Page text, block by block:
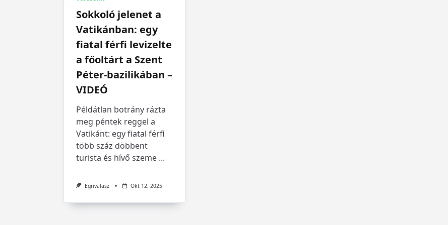
Sokkoló jelenet a
Vatikánban: egy
fiatal férfi levizelte
a főoltárt a Szent
Péter-bazilikában –
VIDEÓ
Példátlan botrány rázta
meg péntek reggel a
Vatikánt: egy fiatal férfi
több száz döbbent
turista és hívő szeme ...
Egrivalasz Okt 12, 2025